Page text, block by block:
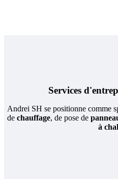
Services
Andrei SH se positionne comme
de chauffage, de pose de
à